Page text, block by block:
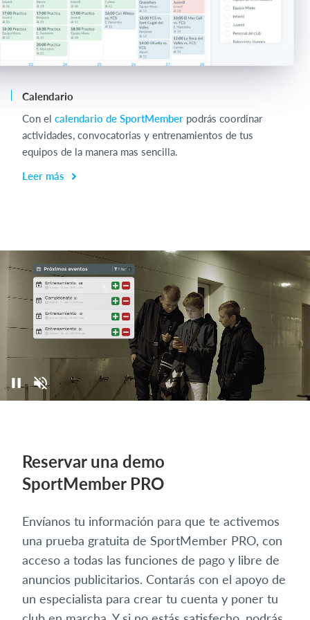
Calendario
Con el calendario de SportMember podrás coordinar
actividades, convocatorias y entrenamientos de tus
equipos de la manera mas sencilla.
Leer más
Reservar una demo
SportMember PRO
Envíanos tu información para que te activemos
una prueba gratuita de SportMember PRO, con
acceso a todas las funciones de pago y libre de
anuncios publicitarios. Contarás con el apoyo de
un especialista para crear tu cuenta y poner tu